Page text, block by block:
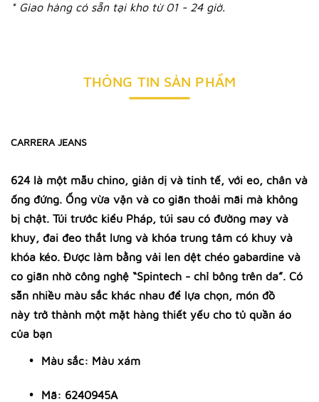
* Giao hàng có sẵn tại kho từ 01 - 24 giờ.
THÔNG TIN SẢN PHẨM
CARRERA JEANS
624 là một mẫu chino, giản dị và tinh tế, với eo, chân và
ống đứng. Ống vừa vặn và co giãn thoải mãi mà không
bị chật. Túi trước kiểu Pháp, túi sau có đường may và
khuy, đai đeo thắt lưng và khóa trung tâm có khuy và
khóa kéo. Được làm bằng vải len dệt chéo gabardine và
co giãn nhờ công nghệ “Spintech - chỉ bông trên da”. Có
sẵn nhiều màu sắc khác nhau để lựa chọn, món đồ
này trở thành một mặt hàng thiết yếu cho tủ quần áo
của bạn
Màu sắc: Màu xám
Mã: 6240945A